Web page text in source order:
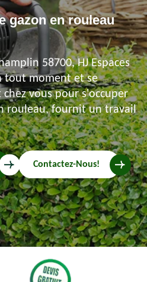
gazon en rouleau
58700, HJ Espaces
tout moment et se
vous pour s'occuper
rouleau, fournit un travail
Contactez-Nous!